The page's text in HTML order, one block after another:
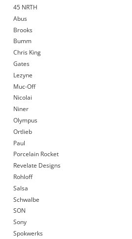
45 NRTH
Abus
Brooks
Bumm
Chris King
Gates
Lezyne
Muc-Off
Nicolai
Niner
Olympus
Ortlieb
Paul
Porcelain Rocket
Revelate Designs
Rohloff
Salsa
Schwalbe
SON
Sony
Spokwerks